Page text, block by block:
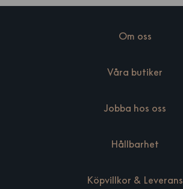
Om oss
Våra butiker
Jobba hos oss
Hållbarhet
Köpvillkor & Leverans